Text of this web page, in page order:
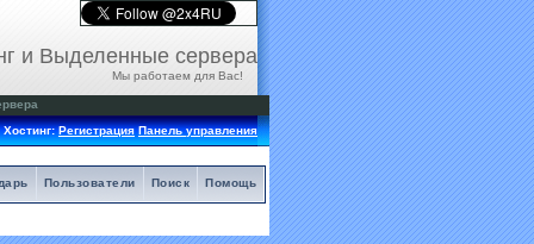
и Выделенные сервера
Мы работаем для Вас!
Хостинг:Регистрация Панель управления
Помощь
Поиск
Пользователи